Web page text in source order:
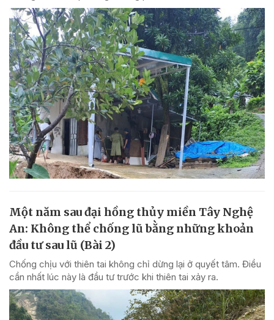
Một năm sau đại hồng thủy miền Tây Nghệ
An: Không thể chống lũ bằng những khoản
đầu tư sau lũ (Bài 2)
Chống chịu với thiên tai không chỉ dừng lại ở quyết tâm. Điều
cần nhất lúc này là đầu tư trước khi thiên tai xảy ra.